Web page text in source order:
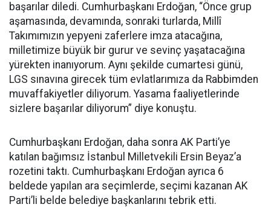
başarılar diledi. Cumhurbaşkanı Erdoğan, “Önce grup
aşamasında, devamında, sonraki turlarda, Millî
Takımımızın yepyeni zaferlere imza atacağına,
milletimize büyük bir gurur ve sevinç yaşatacağına
yürekten inanıyorum. Aynı şekilde cumartesi günü,
LGS sınavına girecek tüm evlatlarımıza da Rabbimden
muvaffakiyetler diliyorum. Yasama faaliyetlerinde
sizlere başarılar diliyorum” diye konuştu.
Cumhurbaşkanı Erdoğan, daha sonra AK Parti’ye
katılan bağımsız İstanbul Milletvekili Ersin Beyaz’a
rozetini taktı. Cumhurbaşkanı Erdoğan ayrıca 6
beldede yapılan ara seçimlerde, seçimi kazanan AK
Parti’li belde belediye başkanlarını tebrik etti.